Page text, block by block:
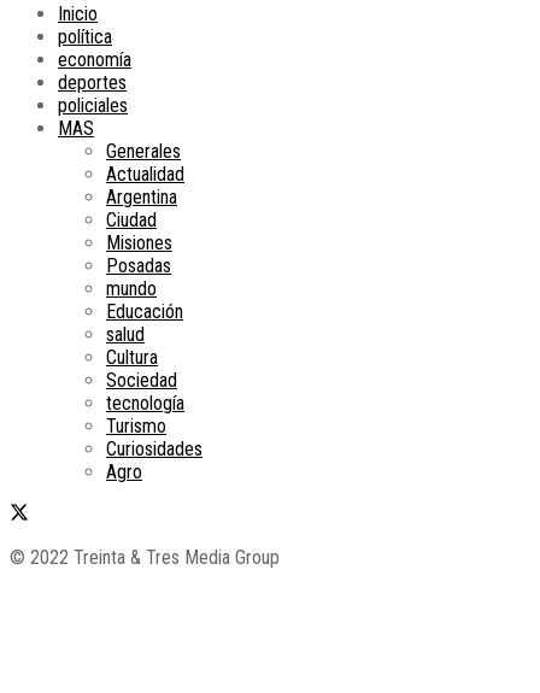
Inicio
política
economía
deportes
policiales
MAS
Generales
Actualidad
Argentina
Ciudad
Misiones
Posadas
mundo
Educación
salud
Cultura
Sociedad
tecnología
Turismo
Curiosidades
Agro
© 2022 Treinta & Tres Media Group